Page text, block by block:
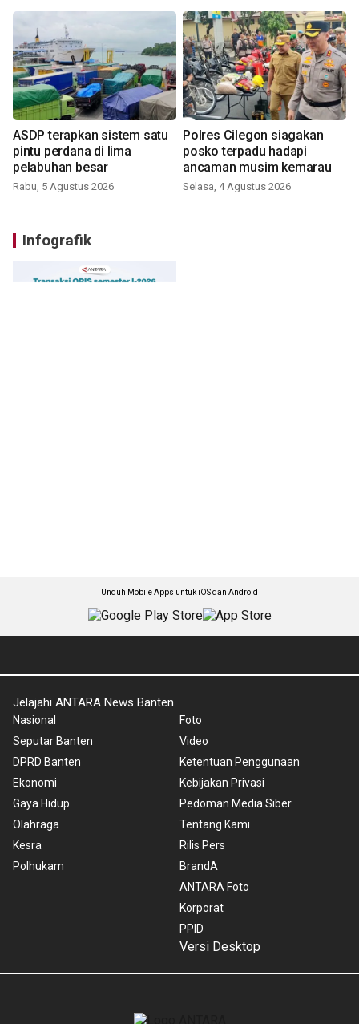
ASDP terapkan sistem satu
pintu perdana di lima
pelabuhan besar
Rabu, 5 Agustus 2026
Polres Cilegon siagakan
posko terpadu hadapi
ancaman musim kemarau
Selasa, 4 Agustus 2026
Infografik
Unduh Mobile Apps untuk iOS dan Android
Jelajahi ANTARA News Banten
Nasional
Seputar Banten
DPRD Banten
Ekonomi
Gaya Hidup
Olahraga
Kesra
Polhukam
Foto
Video
Ketentuan Penggunaan
Kebijakan Privasi
Pedoman Media Siber
Tentang Kami
Rilis Pers
BrandA
ANTARA Foto
Korporat
PPID
Versi Desktop